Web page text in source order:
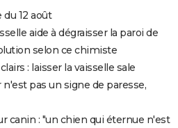
12 août
aide à dégraisser la paroi de
selon ce chimiste
: laisser la vaisselle sale
pas un signe de paresse,
canin : "un chien qui éternue n'est